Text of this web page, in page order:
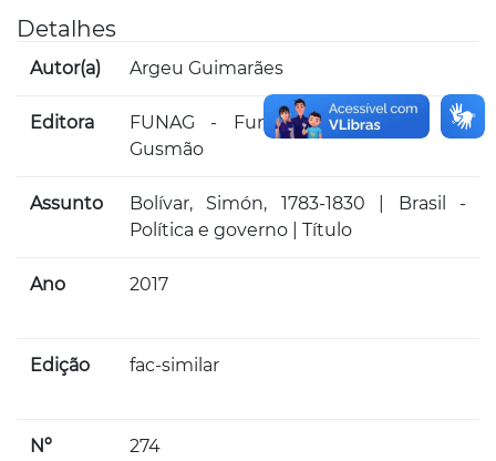
Detalhes
Autor(a) Argeu Guimarães
Editora
FUNAG - Fundação Alexandre de
Gusmão
Assunto
Bolívar, Simón, 1783-1830 | Brasil -
Política e governo | Título
Ano 2017
Edição fac-similar
Nº
274